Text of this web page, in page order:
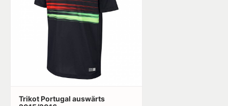
Trikot Portugal auswärts